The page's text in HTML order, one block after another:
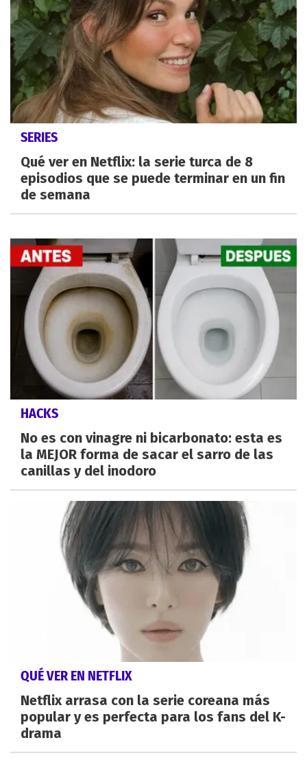
SERIES
Qué ver en Netflix: la serie turca de 8
episodios que se puede terminar en un fin
de semana
HACKS
No es con vinagre ni bicarbonato: esta es
la MEJOR forma de sacar el sarro de las
canillas y del inodoro
QUÉ VER EN NETFLIX
Netflix arrasa con la serie coreana más
popular y es perfecta para los fans del K-
drama